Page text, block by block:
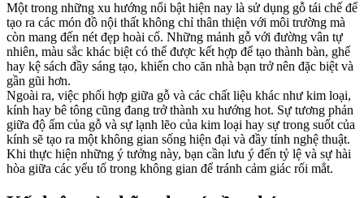
Một trong những xu hướng nổi bật hiện nay là sử dụng gỗ tái chế để
tạo ra các món đồ nội thất không chỉ thân thiện với môi trường mà
còn mang đến nét đẹp hoài cổ. Những mảnh gỗ với đường vân tự
nhiên, màu sắc khác biệt có thể được kết hợp để tạo thành bàn, ghế
hay kệ sách đầy sáng tạo, khiến cho căn nhà bạn trở nên đặc biệt và
gần gũi hơn.
Ngoài ra, việc phối hợp giữa gỗ và các chất liệu khác như kim loại,
kính hay bê tông cũng đang trở thành xu hướng hot. Sự tương phản
giữa độ ấm của gỗ và sự lạnh lẽo của kim loại hay sự trong suốt của
kính sẽ tạo ra một không gian sống hiện đại và đầy tính nghệ thuật.
Khi thực hiện những ý tưởng này, bạn cần lưu ý đến tỷ lệ và sự hài
hòa giữa các yếu tố trong không gian để tránh cảm giác rối mắt.